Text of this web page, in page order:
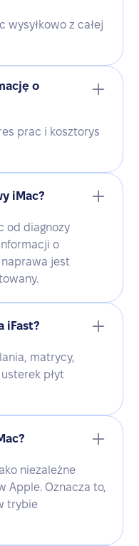
wysyłkowo z całej
o
prac i kosztorys
iMac?
od diagnozy
o
jest
iFast?
matrycy,
płyt
niezależne
Apple. Oznacza to,
trybie